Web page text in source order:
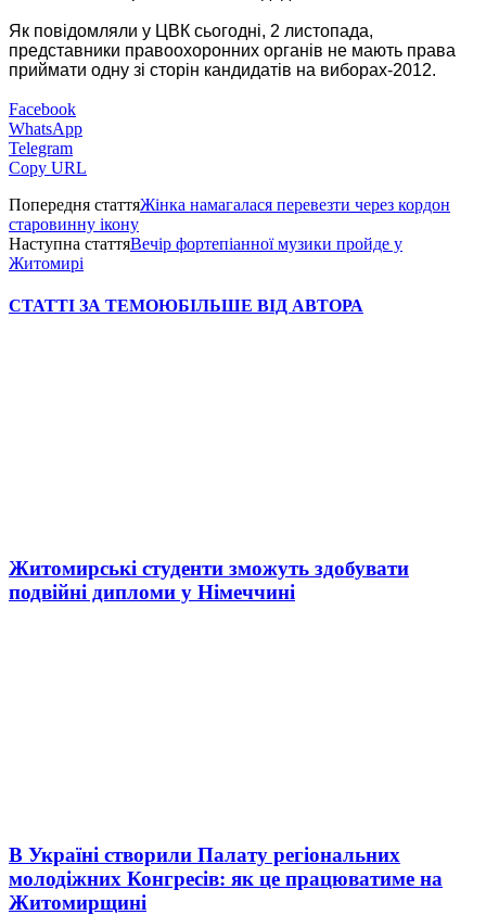
Як повідомляли у ЦВК сьогодні, 2 листопада,
представники правоохоронних органів не мають права
приймати одну зі сторін кандидатів на виборах-2012.
Facebook
WhatsApp
Telegram
Copy URL
Попередня статтяЖінка намагалася перевезти через кордон
старовинну ікону
Наступна статтяВечір фортепіанної музики пройде у
Житомирі
СТАТТІ ЗА ТЕМОЮБІЛЬШЕ ВІД АВТОРА
Житомирські студенти зможуть здобувати
подвійні дипломи у Німеччині
В Україні створили Палату регіональних
молодіжних Конгресів: як це працюватиме на
Житомирщині